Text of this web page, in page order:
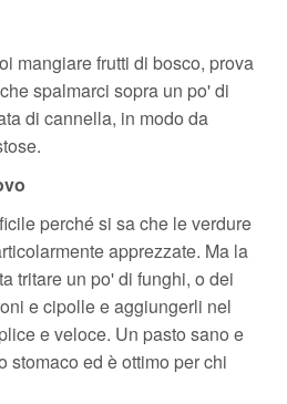
mangiare frutti di bosco, prova
spalmarci sopra un po' di
di cannella, in modo da
perché si sa che le verdure
apprezzate. Ma la
tritare un po' di funghi, o dei
e cipolle e aggiungerli nel
e veloce. Un pasto sano e
stomaco ed è ottimo per chi